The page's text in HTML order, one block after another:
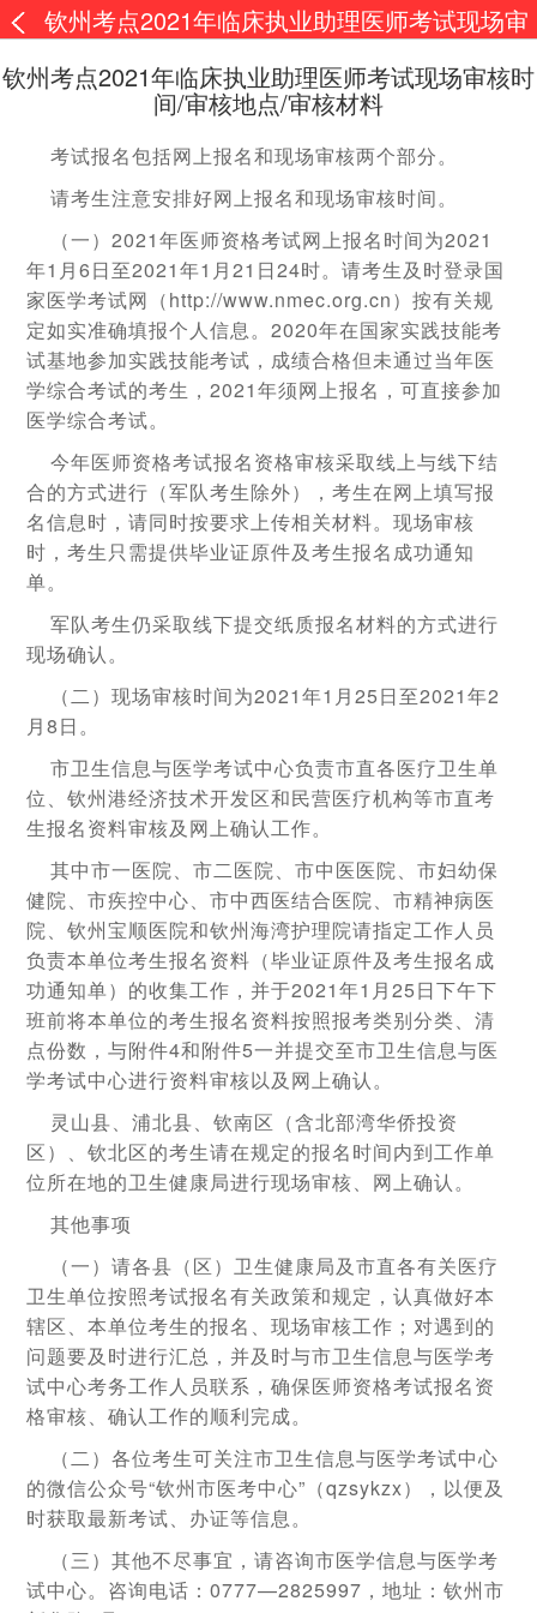
钦州考点2021年临床执业助理医师考试现场审
核时间/审核地点/审核材料
钦州考点2021年临床执业助理医师考试现场审核时
间/审核地点/审核材料
考试报名包括网上报名和现场审核两个部分。
请考生注意安排好网上报名和现场审核时间。
（一）2021年医师资格考试网上报名时间为2021
年1月6日至2021年1月21日24时。请考生及时登录国
家医学考试网（http://www.nmec.org.cn）按有关规
定如实准确填报个人信息。2020年在国家实践技能考
试基地参加实践技能考试，成绩合格但未通过当年医
学综合考试的考生，2021年须网上报名，可直接参加
医学综合考试。
今年医师资格考试报名资格审核采取线上与线下结
合的方式进行（军队考生除外），考生在网上填写报
名信息时，请同时按要求上传相关材料。现场审核
时，考生只需提供毕业证原件及考生报名成功通知
单。
军队考生仍采取线下提交纸质报名材料的方式进行
现场确认。
（二）现场审核时间为2021年1月25日至2021年2
月8日。
市卫生信息与医学考试中心负责市直各医疗卫生单
位、钦州港经济技术开发区和民营医疗机构等市直考
生报名资料审核及网上确认工作。
其中市一医院、市二医院、市中医医院、市妇幼保
健院、市疾控中心、市中西医结合医院、市精神病医
院、钦州宝顺医院和钦州海湾护理院请指定工作人员
负责本单位考生报名资料（毕业证原件及考生报名成
功通知单）的收集工作，并于2021年1月25日下午下
班前将本单位的考生报名资料按照报考类别分类、清
点份数，与附件4和附件5一并提交至市卫生信息与医
学考试中心进行资料审核以及网上确认。
灵山县、浦北县、钦南区（含北部湾华侨投资
区）、钦北区的考生请在规定的报名时间内到工作单
位所在地的卫生健康局进行现场审核、网上确认。
其他事项
（一）请各县（区）卫生健康局及市直各有关医疗
卫生单位按照考试报名有关政策和规定，认真做好本
辖区、本单位考生的报名、现场审核工作；对遇到的
问题要及时进行汇总，并及时与市卫生信息与医学考
试中心考务工作人员联系，确保医师资格考试报名资
格审核、确认工作的顺利完成。
（二）各位考生可关注市卫生信息与医学考试中心
的微信公众号“钦州市医考中心”（qzsykzx），以便及
时获取最新考试、办证等信息。
（三）其他不尽事宜，请咨询市医学信息与医学考
试中心。咨询电话：0777—2825997，地址：钦州市